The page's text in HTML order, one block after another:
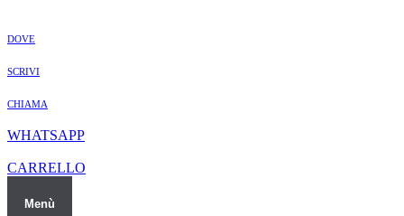
DOVE
SCRIVI
CHIAMA
WHATSAPP
CARRELLO
Menù